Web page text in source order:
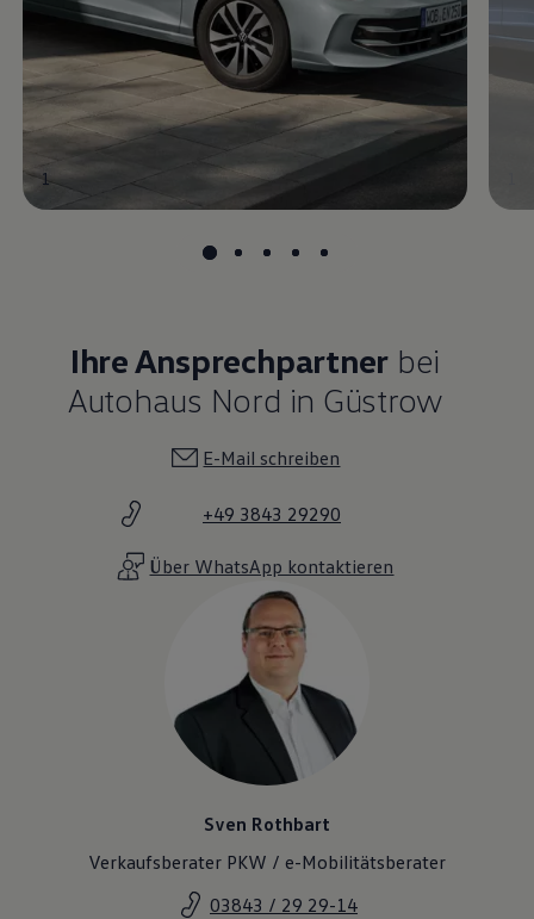
1
Ihre Ansprechpartner bei
Autohaus Nord in Güstrow
E-Mail schreiben
+49 3843 29290
Über WhatsApp kontaktieren
Sven Rothbart
Verkaufsberater PKW / e-Mobilitätsberater
03843 / 29 29-14